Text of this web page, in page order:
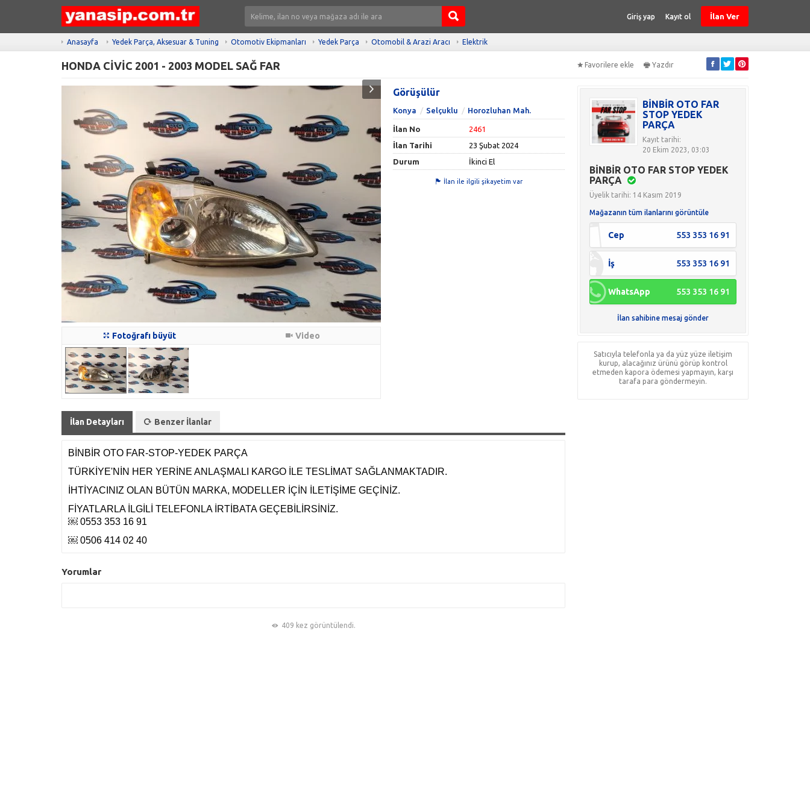
Giriş yap Kayıt ol İlan Ver
Anasayfa Yedek Parça, Aksesuar & Tuning Otomotiv Ekipmanları Yedek Parça Otomobil & Arazi Aracı Elektrik
HONDA CİVİC 2001 - 2003 MODEL SAĞ FAR Favorilere ekle Yazdır
Fotoğrafı büyüt Video
Görüşülür
Konya Selçuklu Horozluhan Mah.
İlan No
2461
İlan Tarihi
23 Şubat 2024
Durum
İkinci El
İlan ile ilgili şikayetim var
İlan Detayları Benzer İlanlar
BİNBİR OTO FAR-STOP-YEDEK PARÇA
TÜRKİYE'NİN HER YERİNE ANLAŞMALI KARGO İLE TESLİMAT SAĞLANMAKTADIR.
İHTİYACINIZ OLAN BÜTÜN MARKA, MODELLER İÇİN İLETİŞİME GEÇİNİZ.
FİYATLARLA İLGİLİ TELEFONLA İRTİBATA GEÇEBİLİRSİNİZ.
￼ 0553 353 16 91
￼ 0506 414 02 40
Yorumlar
409 kez görüntülendi.
BİNBİR OTO FAR
STOP YEDEK
PARÇA
Kayıt tarihi:
20 Ekim 2023, 03:03
BİNBİR OTO FAR STOP YEDEK
PARÇA
Üyelik tarihi: 14 Kasım 2019
Mağazanın tüm ilanlarını görüntüle
Cep 553 353 16 91
İş 553 353 16 91
WhatsApp 553 353 16 91
İlan sahibine mesaj gönder
Satıcıyla telefonla ya da yüz yüze iletişim
kurup, alacağınız ürünü görüp kontrol
etmeden kapora ödemesi yapmayın, karşı
tarafa para göndermeyin.